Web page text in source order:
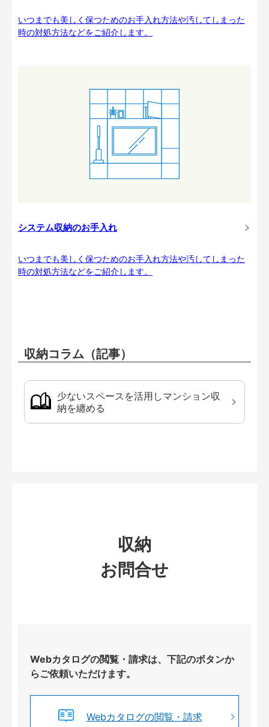
いつまでも美しく保つためのお手入れ方法や汚してしまった
時の対処方法などをご紹介します。
システム収納のお手入れ
いつまでも美しく保つためのお手入れ方法や汚してしまった
時の対処方法などをご紹介します。
収納コラム（記事）
少ないスペースを活用しマンション収
納を纏める
収納
お問合せ
Webカタログの閲覧・請求は、下記のボタンか
らご依頼いただけます。
Webカタログの閲覧・請求